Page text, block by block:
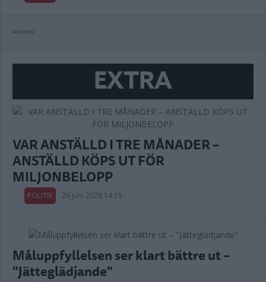
Annons:
EXTRA
VAR ANSTÄLLD I TRE MÅNADER –
ANSTÄLLD KÖPS UT FÖR
MILJONBELOPP
POLITIK 26 juni 2026 14.15
Måluppfyllelsen ser klart bättre ut –
"Jätteglädjande"